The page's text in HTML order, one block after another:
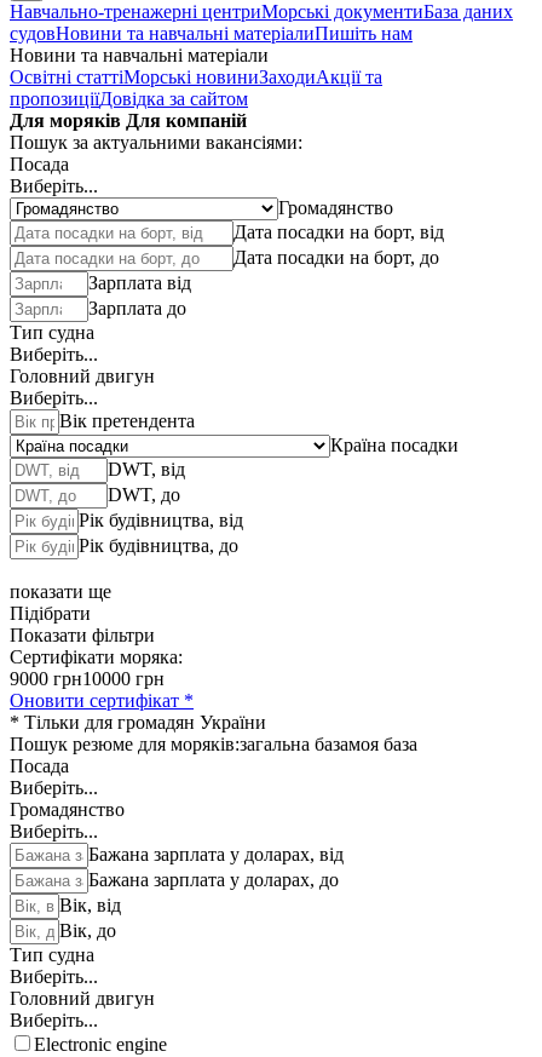
Навчально-тренажерні центриМорські документиБаза даних
судовНовини та навчальні матеріалиПишіть нам
Новини та навчальні матеріали
Освітні статтіМорські новиниЗаходиАкції та
пропозиціїДовідка за сайтом
Для моряків Для компаній
Пошук за актуальними вакансіями:
Посада
Виберіть...
Громадянство
Дата посадки на борт, від
Дата посадки на борт, до
Зарплата від
Зарплата до
Тип судна
Виберіть...
Головний двигун
Виберіть...
Вік претендента
Країна посадки
DWT, від
DWT, до
Рік будівництва, від
Рік будівництва, до
показати ще
Підібрати
Показати фільтри
Сертифікати моряка:
9000 грн10000 грн
Оновити сертифікат *
* Тільки для громадян України
Пошук резюме для моряків:загальна базамоя база
Посада
Виберіть...
Громадянство
Виберіть...
Бажана зарплата у доларах, від
Бажана зарплата у доларах, до
Вік, від
Вік, до
Тип судна
Виберіть...
Головний двигун
Виберіть...
Electronic engine